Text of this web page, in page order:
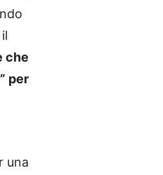
che
per
una